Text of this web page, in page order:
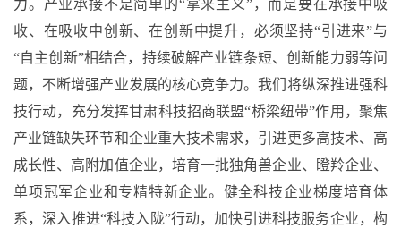
力。 产业承接不是简单的“拿来主义”，而是要在承接中吸
收、在吸收中创新、在创新中提升，必须坚持“引进来”与
“自主创新”相结合，持续破解产业链条短、创新能力弱等问
题，不断增强产业发展的核心竞争力。我们将纵深推进强科
技行动，充分发挥甘肃科技招商联盟“桥梁纽带”作用，聚焦
产业链缺失环节和企业重大技术需求，引进更多高技术、高
成长性、高附加值企业，培育一批独角兽企业、瞪羚企业、
单项冠军企业和专精特新企业。健全科技企业梯度培育体
系，深入推进“科技入陇”行动，加快引进科技服务企业，构